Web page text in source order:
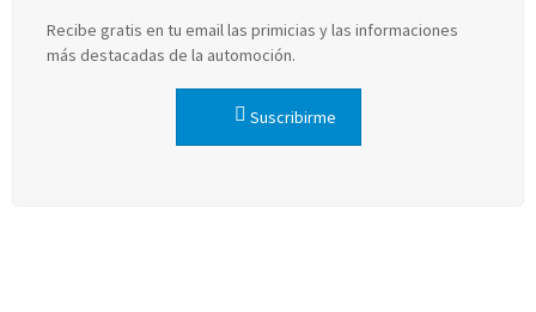
Recibe gratis en tu email las primicias y las informaciones
más destacadas de la automoción.
Suscribirme